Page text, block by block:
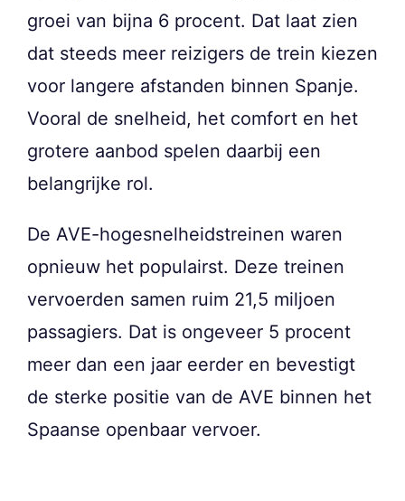
groei van bijna 6 procent. Dat laat zien
dat steeds meer reizigers de trein kiezen
voor langere afstanden binnen Spanje.
Vooral de snelheid, het comfort en het
grotere aanbod spelen daarbij een
belangrijke rol.
De AVE-hogesnelheidstreinen waren
opnieuw het populairst. Deze treinen
vervoerden samen ruim 21,5 miljoen
passagiers. Dat is ongeveer 5 procent
meer dan een jaar eerder en bevestigt
de sterke positie van de AVE binnen het
Spaanse openbaar vervoer.